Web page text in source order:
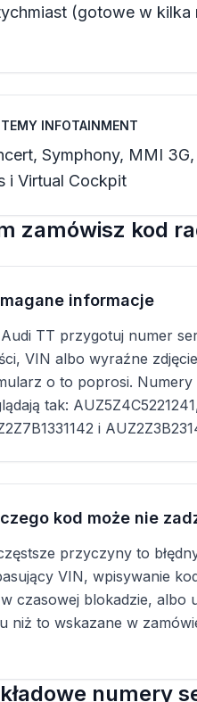
(gotowe w kilka
INFOTAINMENT
Symphony, MMI
i Virtual Cockpit
zamówisz kod
informacje
TT przygotuj numer
VIN albo wyraźne
o to poprosi. Numery
tak:
i
kod może nie
przyczyny to
VIN, wpisywanie
czasowej blokadzie, albo
niż to wskazane w
numery